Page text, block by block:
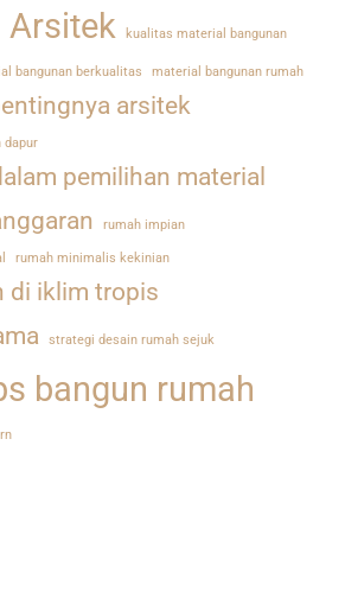
Arsitek kualitas material bangunan
bangunan berkualitas material bangunan rumah
arsitek
dapur
pemilihan material
rumah impian
rumah minimalis kekinian
di iklim tropis
strategi desain rumah sejuk
bangun rumah